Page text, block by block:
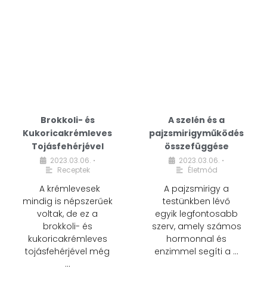
Brokkoli- és
Kukoricakrémleves
Tojásfehérjével
2023.03.06. •
Receptek
A krémlevesek
mindig is népszerűek
voltak, de ez a
brokkoli- és
kukoricakrémleves
tojásfehérjével még
…
A szelén és a
pajzsmirigyműködés
összefüggése
2023.03.06. •
Életmód
A pajzsmirigy a
testünkben lévő
egyik legfontosabb
szerv, amely számos
hormonnal és
enzimmel segíti a …